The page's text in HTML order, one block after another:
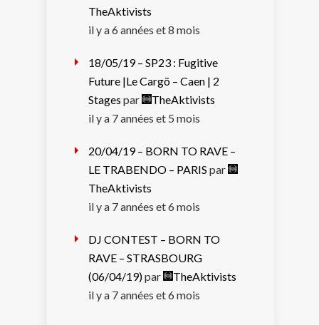
TheAktivists
il y a 6 années et 8 mois
18/05/19 – SP23 : Fugitive
Future |Le Cargö – Caen | 2
Stages par
TheAktivists
il y a 7 années et 5 mois
20/04/19 – BORN TO RAVE –
LE TRABENDO – PARIS par
TheAktivists
il y a 7 années et 6 mois
DJ CONTEST – BORN TO
RAVE – STRASBOURG
(06/04/19)par
TheAktivists
il y a 7 années et 6 mois